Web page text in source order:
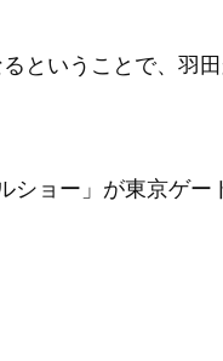
ということで、羽
ョー」が東京ゲー